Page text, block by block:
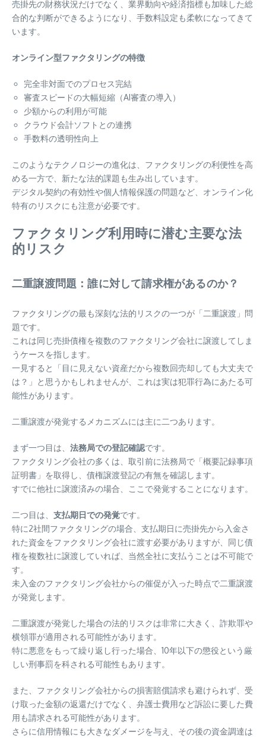
売掛先の財務状況だけでなく、業界動向や経済指標も加味した総
合的な判断ができるようになり、手数料設定も柔軟になってきて
います。
オンライン型ファクタリングの特徴
完全非対面でのプロセス完結
審査スピードの大幅短縮（AI審査の導入）
少額からの利用が可能
クラウド会計ソフトとの連携
手数料の透明性向上
このようなテクノロジーの進化は、ファクタリングの利便性を高
める一方で、新たな法的課題も生み出しています。
デジタル契約の有効性や個人情報保護の問題など、オンライン化
特有のリスクにも注意が必要です。
ファクタリング利用時に潜む主要な法
的リスク
二重譲渡問題：誰に対して請求権があるのか？
ファクタリングの最も深刻な法的リスクの一つが「二重譲渡」問
題です。
これは同じ売掛債権を複数のファクタリング会社に譲渡してしま
うケースを指します。
一見すると「目に見えない資産だから複数回売却しても大丈夫で
は？」と思うかもしれませんが、これは実は犯罪行為にあたる可
能性があります。
二重譲渡が発覚するメカニズムには主に二つあります。
まず一つ目は、 法務局での登記確認です。
ファクタリング会社の多くは、取引前に法務局で「概要記録事項
証明書」を取得し、債権譲渡登記の有無を確認します。
すでに他社に譲渡済みの場合、ここで発覚することになります。
二つ目は、 支払期日での発覚です。
特に2社間ファクタリングの場合、支払期日に売掛先から入金さ
れた資金をファクタリング会社に渡す必要がありますが、同じ債
権を複数社に譲渡していれば、当然全社に支払うことは不可能で
す。
未入金のファクタリング会社からの催促が入った時点で二重譲渡
が発覚します。
二重譲渡が発覚した場合の法的リスクは非常に大きく、詐欺罪や
横領罪が適用される可能性があります。
特に悪意をもって繰り返し行った場合、10年以下の懲役という厳
しい刑事罰を科される可能性もあります。
また、ファクタリング会社からの損害賠償請求も避けられず、受
け取った金額の返還だけでなく、弁護士費用など訴訟に要した費
用も請求される可能性があります。
さらに信用情報にも大きなダメージを与え、その後の資金調達は